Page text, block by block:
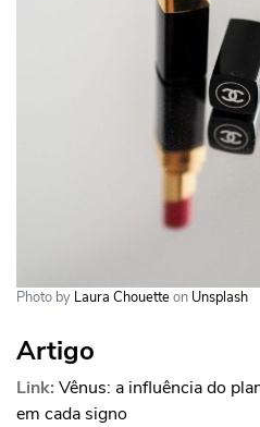
Photo by Laura Chouetteon Unsplash
Artigo
Link: Vênus: a influência do
em cada signo